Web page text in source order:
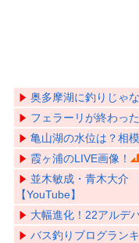
奥多摩湖に釣りじゃ
フェラーリが終わっ
亀山湖の水位は？相
霞ヶ浦のLIVE画像！
並木敏成・青木大
【YouTube】
大幅進化！22アルデ
バス釣りブログラン